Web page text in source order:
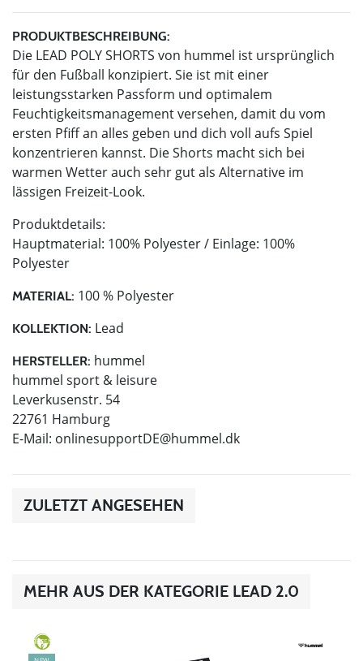
PRODUKTBESCHREIBUNG:
Die LEAD POLY SHORTS von hummel ist ursprünglich
für den Fußball konzipiert. Sie ist mit einer
leistungsstarken Passform und optimalem
Feuchtigkeitsmanagement versehen, damit du vom
ersten Pfiff an alles geben und dich voll aufs Spiel
konzentrieren kannst. Die Shorts macht sich bei
warmen Wetter auch sehr gut als Alternative im
lässigen Freizeit-Look.
Produktdetails:
Hauptmaterial: 100% Polyester / Einlage: 100%
Polyester
MATERIAL: 100 % Polyester
KOLLEKTION: Lead
HERSTELLER: hummel
hummel sport & leisure
Leverkusenstr. 54
22761 Hamburg
E-Mail: onlinesupportDE@hummel.dk
ZULETZT ANGESEHEN
MEHR AUS DER KATEGORIE LEAD 2.0
GREEN